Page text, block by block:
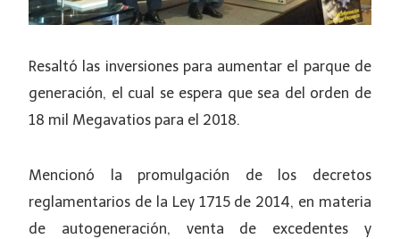
Resaltó las inversiones para aumentar el parque de
generación, el cual se espera que sea del orden de
18 mil Megavatios para el 2018.
Mencionó la promulgación de los decretos
reglamentarios de la Ley 1715 de 2014, en materia
de autogeneración, venta de excedentes y